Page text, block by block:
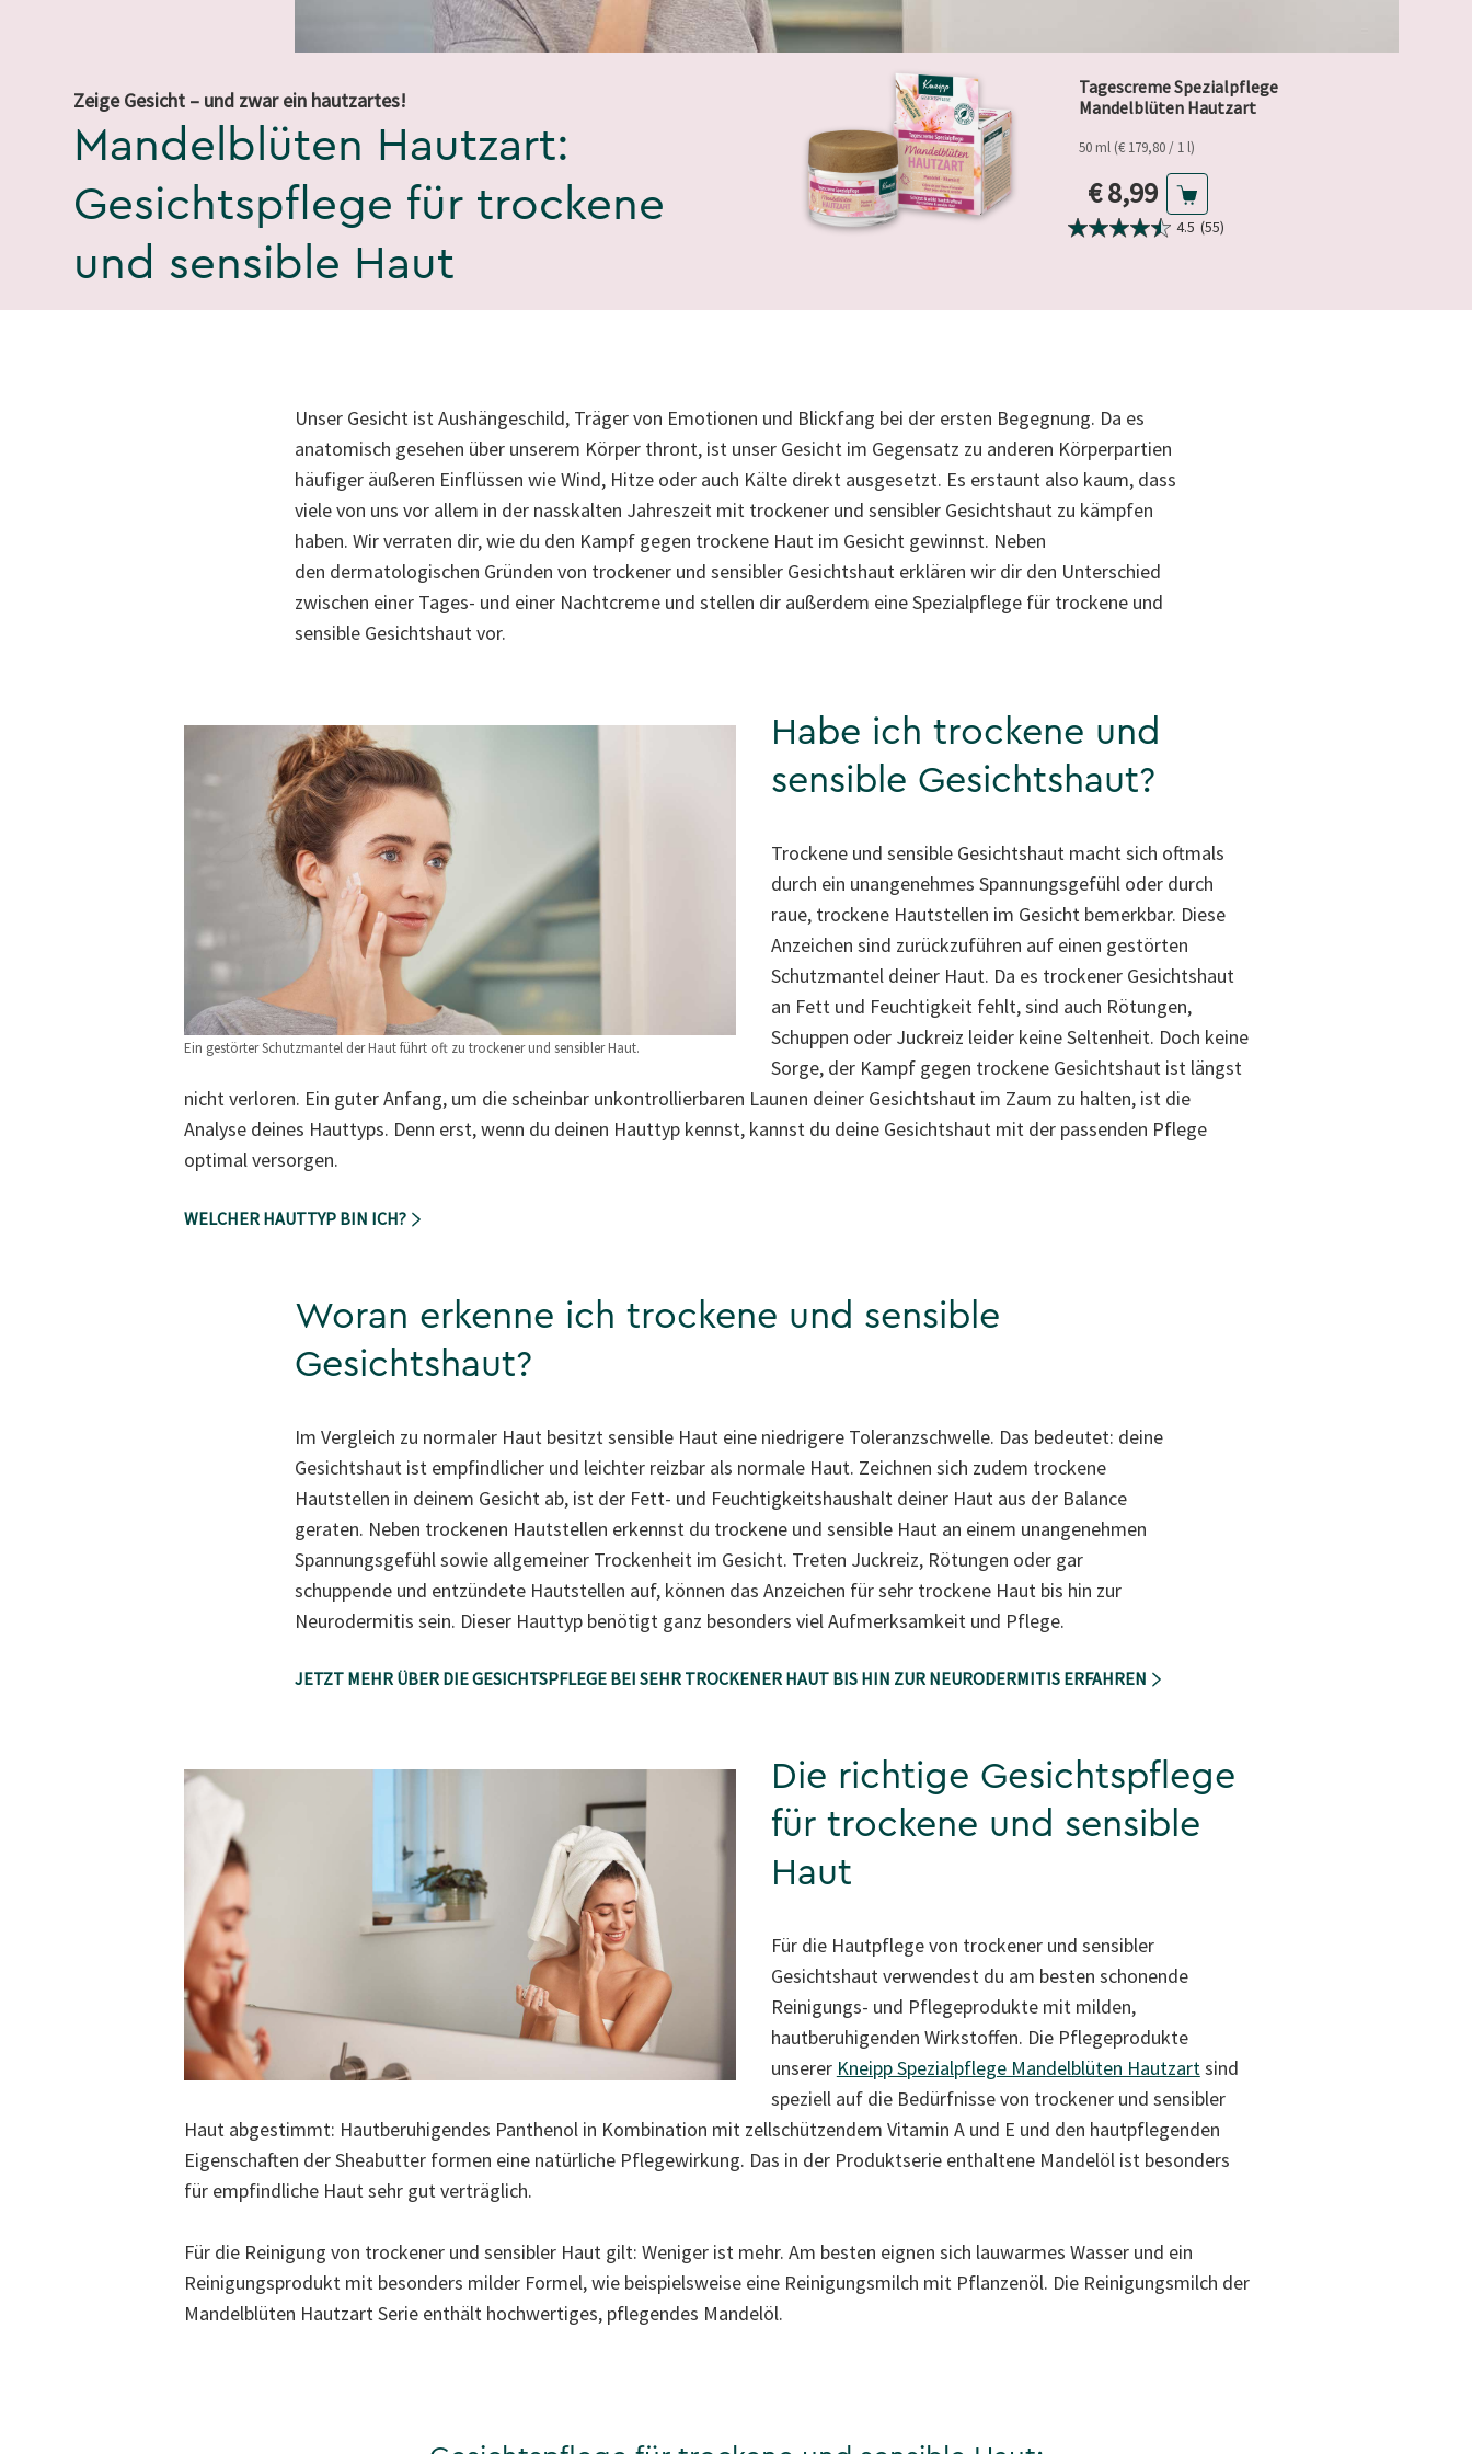
Zeige Gesicht – und zwar ein hautzartes!
Mandelblüten Hautzart:
Gesichtspflege für trockene
und sensible Haut
Tagescreme Spezialpflege
Mandelblüten Hautzart
50 ml (€ 179,80 / 1 l)
Aktueller Preis
€ 8,99
4.5 (55)
Unser Gesicht ist Aushängeschild, Träger von Emotionen und Blickfang bei der ersten Begegnung. Da es
anatomisch gesehen über unserem Körper thront, ist unser Gesicht im Gegensatz zu anderen Körperpartien
häufiger äußeren Einflüssen wie Wind, Hitze oder auch Kälte direkt ausgesetzt. Es erstaunt also kaum, dass
viele von uns vor allem in der nasskalten Jahreszeit mit trockener und sensibler Gesichtshaut zu kämpfen
haben. Wir verraten dir, wie du den Kampf gegen trockene Haut im Gesicht gewinnst. Neben
den dermatologischen Gründen von trockener und sensibler Gesichtshaut erklären wir dir den Unterschied
zwischen einer Tages- und einer Nachtcreme und stellen dir außerdem eine Spezialpflege für trockene und
sensible Gesichtshaut vor.
Ein gestörter Schutzmantel der Haut führt oft zu trockener und sensibler Haut.
Habe ich trockene und
sensible Gesichtshaut?
Trockene und sensible Gesichtshaut macht sich oftmals
durch ein unangenehmes Spannungsgefühl oder durch
raue, trockene Hautstellen im Gesicht bemerkbar. Diese
Anzeichen sind zurückzuführen auf einen gestörten
Schutzmantel deiner Haut. Da es trockener Gesichtshaut
an Fett und Feuchtigkeit fehlt, sind auch Rötungen,
Schuppen oder Juckreiz leider keine Seltenheit. Doch keine
Sorge, der Kampf gegen trockene Gesichtshaut ist längst
nicht verloren. Ein guter Anfang, um die scheinbar unkontrollierbaren Launen deiner Gesichtshaut im Zaum zu halten, ist die
Analyse deines Hauttyps. Denn erst, wenn du deinen Hauttyp kennst, kannst du deine Gesichtshaut mit der passenden Pflege
optimal versorgen.
WELCHER HAUTTYP BIN ICH?
Woran erkenne ich trockene und sensible
Gesichtshaut?
Im Vergleich zu normaler Haut besitzt sensible Haut eine niedrigere Toleranzschwelle. Das bedeutet: deine
Gesichtshaut ist empfindlicher und leichter reizbar als normale Haut. Zeichnen sich zudem trockene
Hautstellen in deinem Gesicht ab, ist der Fett- und Feuchtigkeitshaushalt deiner Haut aus der Balance
geraten. Neben trockenen Hautstellen erkennst du trockene und sensible Haut an einem unangenehmen
Spannungsgefühl sowie allgemeiner Trockenheit im Gesicht. Treten Juckreiz, Rötungen oder gar
schuppende und entzündete Hautstellen auf, können das Anzeichen für sehr trockene Haut bis hin zur
Neurodermitis sein. Dieser Hauttyp benötigt ganz besonders viel Aufmerksamkeit und Pflege.
JETZT MEHR ÜBER DIE GESICHTSPFLEGE BEI SEHR TROCKENER HAUT BIS HIN ZUR NEURODERMITIS ERFAHREN
Die richtige Gesichtspflege
für trockene und sensible
Haut
Für die Hautpflege von trockener und sensibler
Gesichtshaut verwendest du am besten schonende
Reinigungs- und Pflegeprodukte mit milden,
hautberuhigenden Wirkstoffen. Die Pflegeprodukte
unserer Kneipp Spezialpflege Mandelblüten Hautzartsind
speziell auf die Bedürfnisse von trockener und sensibler
Haut abgestimmt: Hautberuhigendes Panthenol in Kombination mit zellschützendem Vitamin A und E und den hautpflegenden
Eigenschaften der Sheabutterformen eine natürliche Pflegewirkung. Das in der Produktserie enthaltene Mandelöl ist besonders
für empfindliche Haut sehr gut verträglich.
Für die Reinigung von trockener und sensibler Haut gilt: Weniger ist mehr. Am besten eignen sich lauwarmes Wasser und ein
Reinigungsprodukt mit besonders milder Formel, wie beispielsweise eine Reinigungsmilch mit Pflanzenöl. Die Reinigungsmilch der
Mandelblüten Hautzart Serieenthält hochwertiges, pflegendes Mandelöl.